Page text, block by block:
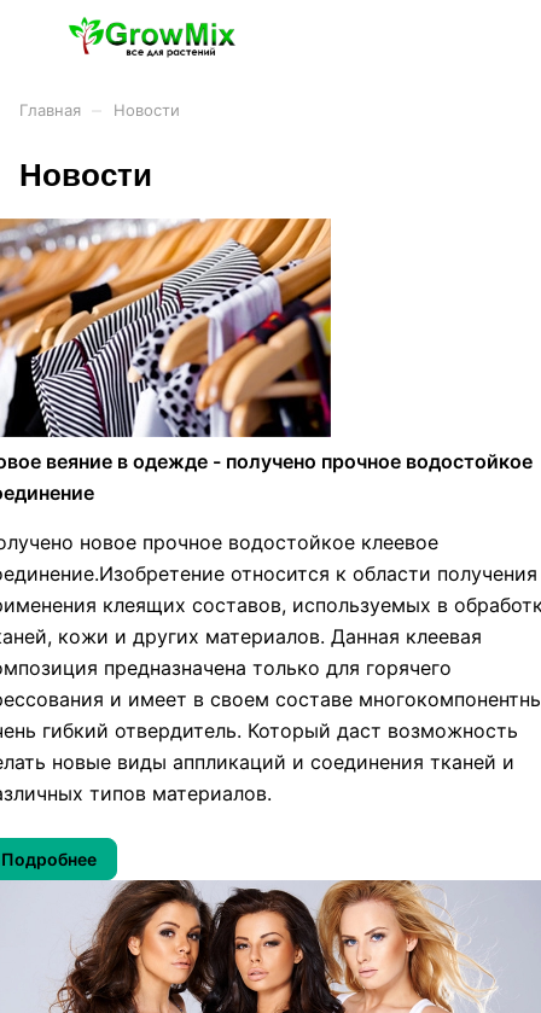
Главная Новости
Новости
веяние в одежде - получено прочное водостойкое
новое прочное водостойкое клеевое
относится к области
клеящих составов, используемых в
кожи и других материалов. Данная клеевая
предназначена только для горячего
и имеет в своем составе
гибкий отвердитель. Который даст возможность
новые виды аппликаций и соединения тканей и
типов материалов.
Подробнее